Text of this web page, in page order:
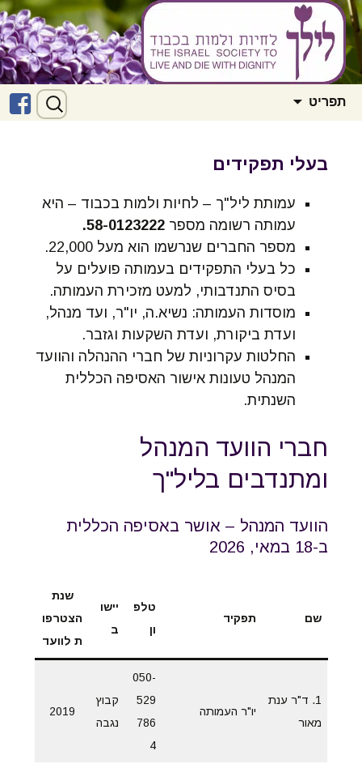
ליל"ך – לחיות ולמות בכבוד
תפריט חיפוש:
בעלי תפקידים
עמותת ליל"ך – לחיות ולמות בכבוד – היא
עמותה רשומה מספר58-0123222.
מספר החברים שנרשמו הוא מעל 22,000.
כל בעלי התפקידים בעמותה פועלים על
בסיס התנדבותי, למעט מזכירת העמותה.
מוסדות העמותה: נשיא.ה, יו"ר, ועד מנהל,
ועדת ביקורת, ועדת השקעות וגזבר.
החלטות עקרוניות של חברי ההנהלה והוועד
המנהל טעונות אישור האסיפה הכללית
השנתית.
חברי הוועד המנהל
ומתנדבים בליל"ך
הוועד המנהל – אושר באסיפה הכללית
ב-18 במאי, 2026
שם תפקיד
טלפ
ון
יישו
ב
שנת
הצטרפו
ת לוועד
1. ד"ר ענת
מאור
יו"ר העמותה
050-
529
786
4
קבוץ
נגבה
2019